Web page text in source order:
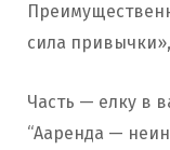
сила
Часть — елку в
“Ааренда —